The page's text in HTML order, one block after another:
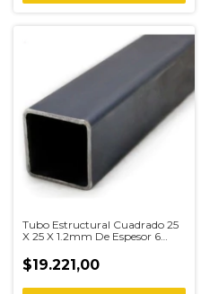
Tubo Estructural Cuadrado 25
X 25 X 1.2mm De Espesor 6
$19.221,00